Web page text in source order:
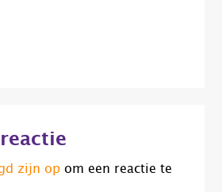
zijn op om een reactie te